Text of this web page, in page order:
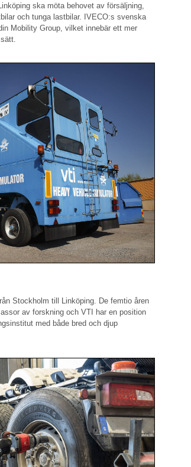
ska möta behovet av försäljning,
och tunga lastbilar. IVECO:s svenska
Mobility Group, vilket innebär ett mer
Stockholm till Linköping. De femtio åren
av forskning och VTI har en position
med både bred och djup